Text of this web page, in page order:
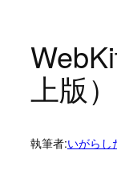
上版
執筆者:いがらし